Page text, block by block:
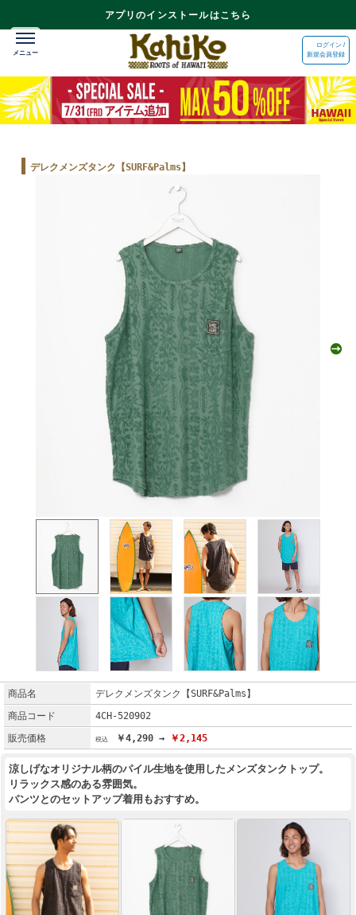
アプリのインストールはこちら
ログイン /
新規会員登録
デレクメンズタンク【SURF&Palms】
商品名
デレクメンズタンク【SURF&Palms】
商品コード
4CH-520902
販売価格
￥4,290 → ￥2,145
涼しげなオリジナル柄のパイル生地を使用したメンズタンクトップ。
リラックス感のある雰囲気。
パンツとのセットアップ着用もおすすめ。